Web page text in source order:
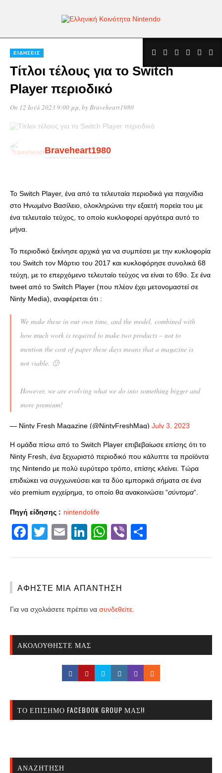
ΕΙΔΉΣΕΙΣ
Τίτλοι τέλους για το Switch
Player περιοδικό
On 12 Ιούλ 2023 9:00 μμ, byBraveheart1980
Braveheart1980
Το Switch Player, ένα από τα τελευταία περιοδικά για παιχνίδια
στο Ηνωμένο Βασίλειο, ολοκληρώνει την εξαετή πορεία του με
ένα τελευταίο τεύχος, το οποίο κυκλοφορεί αργότερα αυτό το
μήνα.
Το περιοδικό ξεκίνησε αρχικά για να συμπέσει με την κυκλοφορία
του Switch τον Μάρτιο του 2017 και κυκλοφόρησε συνολικά 68
τεύχη, με το επερχόμενο τελευταίο τεύχος να είναι το 69ο. Σε ένα
tweet από το Switch Player (που πλέον έχει μετονομαστεί σε
Ninty Media), αναφέρεται ότι :
We make these in our own time, and the model, combined with
how much work is required to make two products – not to
mention the cost of paper these days means that a magazine is
not viable. 🙁
However, we are evolving what we do into something bigger and
more premium!
— Ninty Fresh Magazine (@NintyFreshMag) July 3, 2023
Η ομάδα πίσω από το Switch Player επιβεβαίωσε επίσης ότι το
Ninty Fresh, ένα ξεχωριστό περιοδικό που κάλυπτε τα προϊόντα
της Nintendo με πολύ ευρύτερο τρόπο, επίσης κλείνει. Τώρα
επιδιώκει να συγχωνεύσει και τα δύο εμπορικά σήματα σε ένα
νέο premium εγχείρημα, το οποίο θα ανακοινώσει “σύντομα“.
Πηγή είδησης : nintendolife
Facebook
Twitter
EmailLinkedIn
WhatsApp
Viber
ΑΦΉΣΤΕ ΜΙΑ ΑΠΆΝΤΗΣΗ
Για να σχολιάσετε πρέπει να συνδεθείτε
ΑΚΟΛΟΥΘΉΣΤΕ ΜΑΣ
ΤΟ ΕΠΊΣΗΜΟ FACEBOOK GROUP ΜΑΣ!!
ΑΝΑΖΉΤΗΣΗ